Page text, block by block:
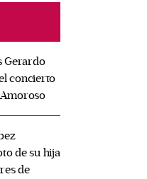
Gerardo
concierto
de su hija
de